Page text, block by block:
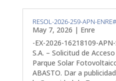
RESOL-2026-259-APN-
May 7, 2026 | Enre
-EX-2026-16218109-
S.A. – Solicitud de
Parque Solar
ABASTO. Dar a